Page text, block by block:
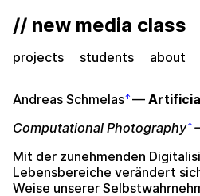
// new media class
projects students about
Andreas Schmelas —
Computational Photography
Mit der zunehmenden
Lebensbereiche verändert
Weise unserer